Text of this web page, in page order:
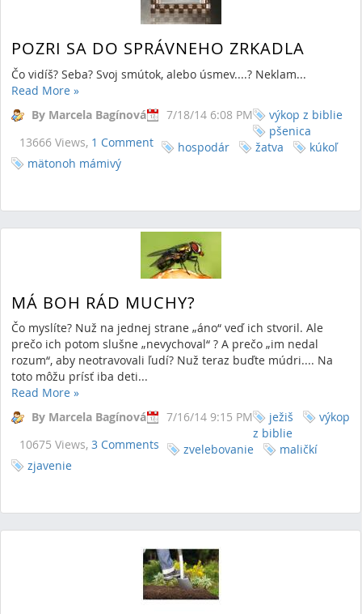
POZRI SA DO SPRÁVNEHO ZRKADLA
Čo vidíš? Seba? Svoj smútok, alebo úsmev....? Neklam...
Read More »
By Marcela Bagínová
7/18/14 6:08 PM
13666 Views, 1 Comment
výkop z biblie
pšenica
hospodár
žatva
kúkoľ
mätonoh mámivý
MÁ BOH RÁD MUCHY?
Čo myslíte? Nuž na jednej strane „áno“ veď ich stvoril. Ale
prečo ich potom slušne „nevychoval“ ? A prečo „im nedal
rozum“, aby neotravovali ľudí? Nuž teraz buďte múdri.... Na
toto môžu prísť iba deti...
Read More »
By Marcela Bagínová
7/16/14 9:15 PM
10675 Views, 3 Comments
ježiš
výkop
z biblie
zvelebovanie
maličkí
zjavenie